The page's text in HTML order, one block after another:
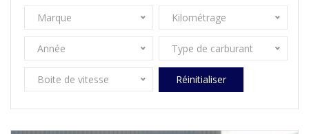
Marque Kilométrage
Année Type de carburant
Boite de vitesse Réinitialiser